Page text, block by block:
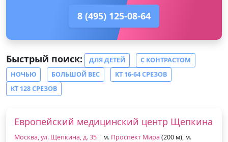
8 (495) 125-08-64
Быстрый поиск: ДЛЯ ДЕТЕЙ
С КОНТРАСТОМ
НОЧЬЮ
БОЛЬШОЙ ВЕС
КТ 16-64 СРЕЗОВ
КТ 128 СРЕЗОВ
Европейский медицинский центр Щепкина
Москва, ул. Щепкина, д. 35 | м. Проспект Мира (200 м), м.